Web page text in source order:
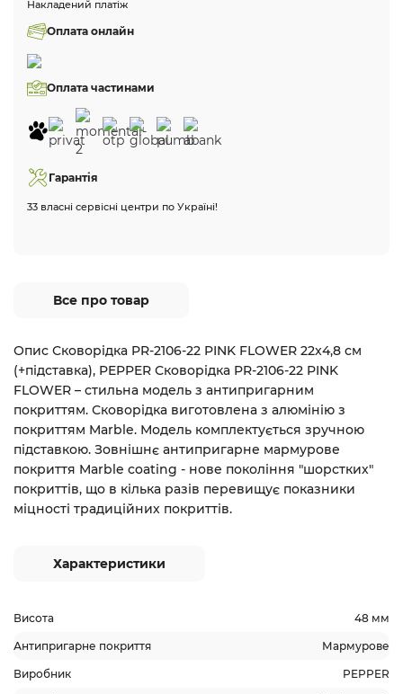
Накладений платіж
Оплата онлайн
Оплата частинами
Гарантія
33 власні сервісні центри по Україні!
Все про товар
Опис Сковорідка PR-2106-22 PINK FLOWER 22x4,8 см
(+підставка), PEPPER Сковорідка PR-2106-22 PINK
FLOWER – стильна модель з антипригарним
покриттям. Сковорідка виготовлена з алюмінію з
покриттям Marble. Модель комплектується зручною
підставкою. Зовнішнє антипригарне мармурове
покриття Marble coating - нове покоління "шорстких"
покриттів, що в кілька разів перевищує показники
міцності традиційних покриттів.
Характеристики
Висота 48 мм
Антипригарне покриття Мармурове
Виробник PEPPER